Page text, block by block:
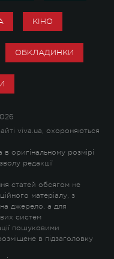
КІНО
ОБКЛАДИНКИ
viva.ua, охороняються
оригінальному розмірі
редакції
статей обсягом не
матеріалу, з
джерело, а для
систем
пошуковими
в підзаголовку